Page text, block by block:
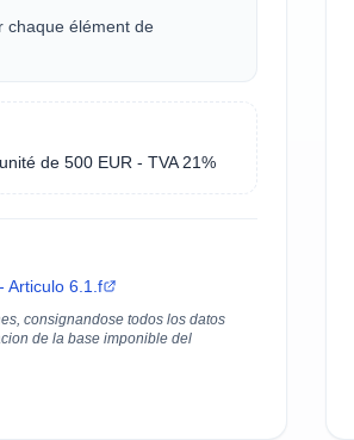
chaque élément de
de 500 EUR - TVA 21%
Articulo 6.1.f
consignandose todos los datos
de la base imponible del